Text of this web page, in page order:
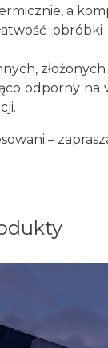
a
odporny
–